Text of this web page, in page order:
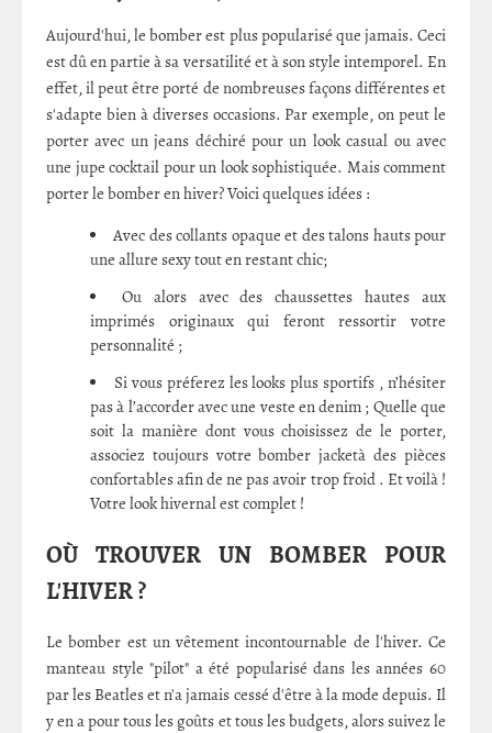
Aujourd'hui, le bomber est plus popularisé que jamais. Ceci
est dû en partie à sa versatilité et à son style intemporel. En
effet, il peut être porté de nombreuses façons différentes et
s'adapte bien à diverses occasions. Par exemple, on peut le
porter avec un jeans déchiré pour un look casual ou avec
une jupe cocktail pour un look sophistiquée. Mais comment
porter le bomber en hiver? Voici quelques idées :
Avec des collants opaque et des talons hauts pour
une allure sexy tout en restant chic;
Ou alors avec des chaussettes hautes aux
imprimés originaux qui feront ressortir votre
personnalité ;
Si vous préferez les looks plus sportifs , n’hésiter
pas à l’accorder avec une veste en denim ; Quelle que
soit la manière dont vous choisissez de le porter,
associez toujours votre bomber jacketà des pièces
confortables afin de ne pas avoir trop froid . Et voilà !
Votre look hivernal est complet !
OÙ TROUVER UN BOMBER POUR
L'HIVER ?
Le bomber est un vêtement incontournable de l'hiver. Ce
manteau style "pilot" a été popularisé dans les années 60
par les Beatles et n'a jamais cessé d'être à la mode depuis. Il
y en a pour tous les goûts et tous les budgets, alors suivez le